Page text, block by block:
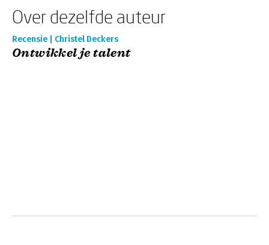
Over dezelfde auteur
Recensie | Christel Deckers
Ontwikkel je talent